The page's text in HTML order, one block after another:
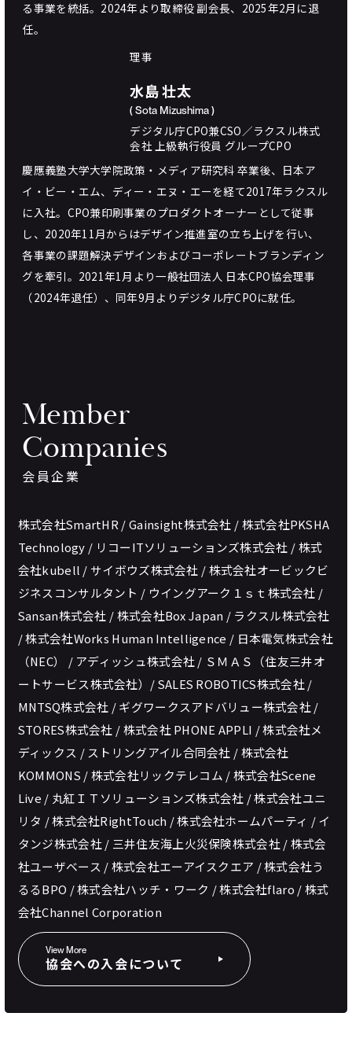
る事業を統括。2024年より取締役 副会長、2025年2月に退
任。
理事
水島 壮太
( Sota Mizushima )
デジタル庁CPO兼CSO／ラクスル株式
会社 上級執行役員 グループCPO
慶應義塾大学大学院政策・メディア研究科 卒業後、日本ア
イ・ビー・エム、ディー・エヌ・エーを経て2017年ラクスル
に入社。CPO兼印刷事業のプロダクトオーナーとして従事
し、2020年11月からはデザイン推進室の立ち上げを行い、
各事業の課題解決デザインおよびコーポレートブランディン
グを牽引。2021年1月より⼀般社団法⼈ ⽇本CPO協会理事
（2024年退任）、同年9月よりデジタル庁CPOに就任。
Member
Companies
会員企業
株式会社SmartHR / Gainsight株式会社 / 株式会社PKSHA
Technology / リコーITソリューションズ株式会社 / 株式
会社kubell / サイボウズ株式会社 / 株式会社オービックビ
ジネスコンサルタント / ウイングアーク１ｓｔ株式会社 /
Sansan株式会社 / 株式会社Box Japan / ラクスル株式会社
/ 株式会社Works Human Intelligence / 日本電気株式会社
（NEC） / アディッシュ株式会社 / ＳＭＡＳ（住友三井オ
ートサービス株式会社）/ SALES ROBOTICS株式会社 /
MNTSQ株式会社 / ギグワークスアドバリュー株式会社 /
STORES株式会社 / 株式会社 PHONE APPLI / 株式会社メ
ディックス / ストリングアイル合同会社 / 株式会社
KOMMONS / 株式会社リックテレコム / 株式会社Scene
Live / 丸紅ＩＴソリューションズ株式会社 / 株式会社ユニ
リタ / 株式会社RightTouch / 株式会社ホームパーティ / イ
タンジ株式会社 / 三井住友海上火災保険株式会社 / 株式会
社ユーザベース / 株式会社エーアイスクエア / 株式会社う
るるBPO / 株式会社ハッチ・ワーク / 株式会社flaro / 株式
会社Channel Corporation
View More
協会への入会について